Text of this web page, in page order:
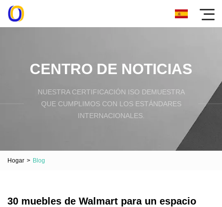
CENTRO DE NOTICIAS
NUESTRA CERTIFICACIÓN ISO DEMUESTRA
QUE CUMPLIMOS CON LOS ESTÁNDARES
INTERNACIONALES.
Hogar > Blog
30 muebles de Walmart para un espacio